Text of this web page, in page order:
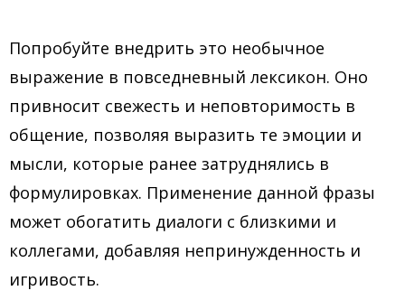
Попробуйте внедрить это необычное
выражение в повседневный лексикон. Оно
привносит свежесть и неповторимость в
общение, позволяя выразить те эмоции и
мысли, которые ранее затруднялись в
формулировках. Применение данной фразы
может обогатить диалоги с близкими и
коллегами, добавляя непринужденность и
игривость.